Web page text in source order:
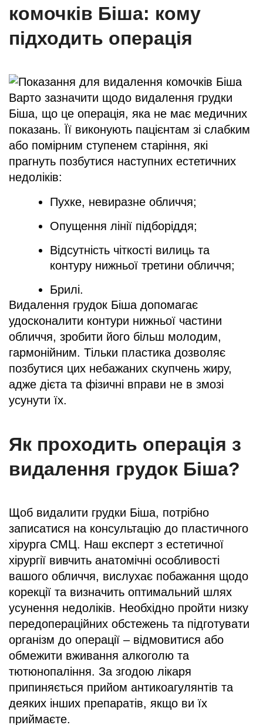
комочків Біша: кому
підходить операція
Варто зазначити щодо видалення грудки
Біша, що це операція, яка не має медичних
показань. Її виконують пацієнтам зі слабким
або помірним ступенем старіння, які
прагнуть позбутися наступних естетичних
недоліків:
Пухке, невиразне обличчя;
Опущення лінії підборіддя;
Відсутність чіткості вилиць та
контуру нижньої третини обличчя;
Брилі.
Видалення грудок Біша допомагає
удосконалити контури нижньої частини
обличчя, зробити його більш молодим,
гармонійним. Тільки пластика дозволяє
позбутися цих небажаних скупчень жиру,
адже дієта та фізичні вправи не в змозі
усунути їх.
Як проходить операція з
видалення грудок Біша?
Щоб видалити грудки Біша, потрібно
записатися на консультацію до пластичного
хірурга СМЦ. Наш експерт з естетичної
хірургії вивчить анатомічні особливості
вашого обличчя, вислухає побажання щодо
корекції та визначить оптимальний шлях
усунення недоліків. Необхідно пройти низку
передопераційних обстежень та підготувати
організм до операції – відмовитися або
обмежити вживання алкоголю та
тютюнопаління. За згодою лікаря
припиняється прийом антикоагулянтів та
деяких інших препаратів, якщо ви їх
приймаєте.